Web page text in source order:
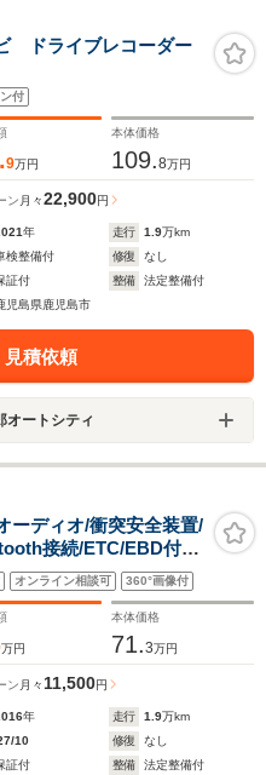
ドライブレコーダー
付
9万円
本体価格
109.8万円
ン 月々22,900円
年 走行 1.9万km
検整備付 修復
なし
証付 整備
法定整備付
児島県鹿児島市
積依頼
オートシティ
ディオ/衝突安全装置/
接続/ETC/EBD付
ストップ/エアバッグ
オンライン相談可 360°画像付
万円
本体価格
71.3万円
ン 月々11,500円
年 走行 1.9万km
10 修復
なし
証付 整備 法定整備付